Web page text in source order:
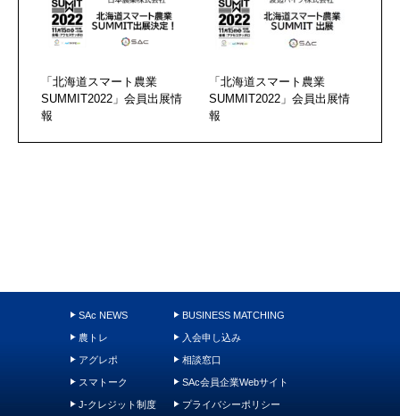
「北海道スマート農業
SUMMIT2022」会員出展情
報
「北海道スマート農業
SUMMIT2022」会員出展情
報
SAc NEWS
農トレ
アグレポ
スマトーク
J-クレジット制度
BUSINESS MATCHING
入会申し込み
相談窓口
SAc会員企業Webサイト
プライバシーポリシー